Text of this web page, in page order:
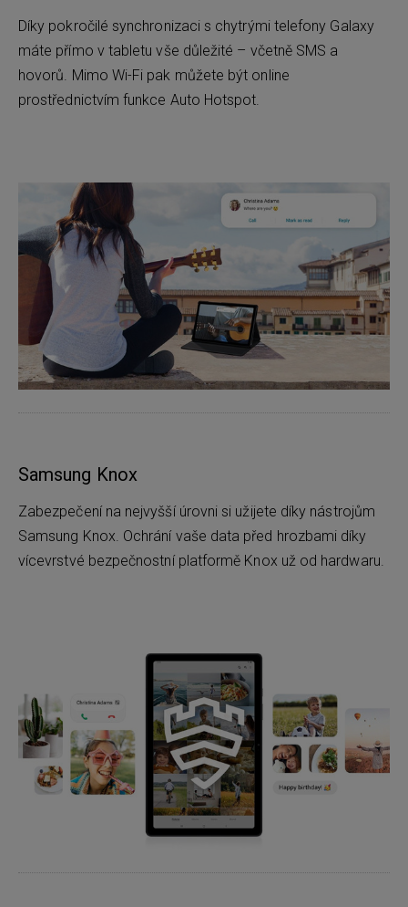
Díky pokročilé synchronizaci s chytrými telefony Galaxy
máte přímo v tabletu vše důležité – včetně SMS a
hovorů. Mimo Wi-Fi pak můžete být online
prostřednictvím funkce Auto Hotspot.
Samsung Knox
Zabezpečení na nejvyšší úrovni si užijete díky nástrojům
Samsung Knox. Ochrání vaše data před hrozbami díky
vícevrstvé bezpečnostní platformě Knox už od hardwaru.